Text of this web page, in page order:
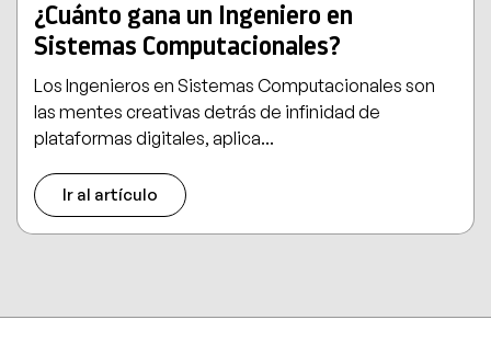
¿Cuánto gana un Ingeniero en
Sistemas Computacionales?
Los Ingenieros en Sistemas Computacionales son
las mentes creativas detrás de infinidad de
plataformas digitales, aplica...
Ir al artículo